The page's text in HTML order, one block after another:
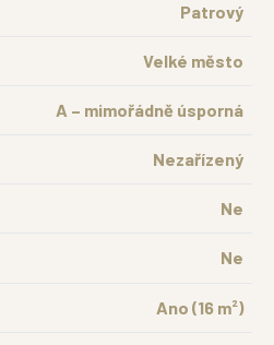
Patrový
Velké město
A – mimořádně úsporná
Nezařízený
Ne
Ne
Ano (16 m²)